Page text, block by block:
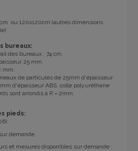
ou 120x120cm (autres dimensions
bureaux:
des bureaux : 74 cm.
25 mm.
mm.
de particules de 25mm d'épaisseur
d'épaisseur ABS, colle polyuréthane
sont arrondis à R = 2mm.
pieds:
demande.
et mesures disponibles sur demande :